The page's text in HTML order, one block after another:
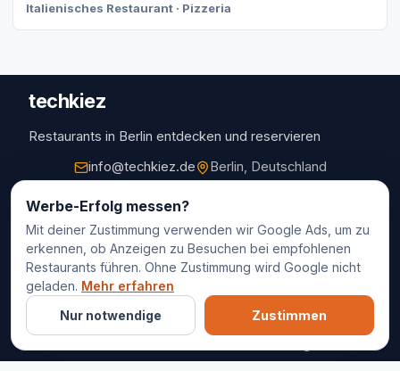
Italienisches Restaurant · Pizzeria
techkiez
Restaurants in Berlin entdecken und reservieren
info@techkiez.de
Berlin, Deutschland
Restaurants
Restaurantauswahl
Für Unternehmen
Kontakt
© 2025 techkiez. Alle Rechte vorbehalten.
Werbe-Erfolg messen?
Mit deiner Zustimmung verwenden wir Google Ads, um zu
erkennen, ob Anzeigen zu Besuchen bei empfohlenen
Restaurants führen. Ohne Zustimmung wird Google nicht
geladen. Mehr erfahren
Nur notwendige
Zustimmen